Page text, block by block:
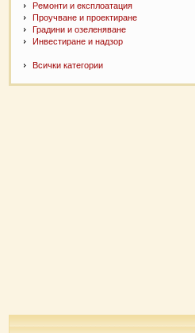
Ремонти и експлоатация
Проучване и проектиране
Градини и озеленяване
Инвестиране и надзор
Всички категории